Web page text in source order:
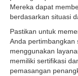
Mereka dapat
berdasarkan situasi
Pastikan untuk
Anda pertimbangkan
menggunakan
memiliki sertifikasi
pemasangan